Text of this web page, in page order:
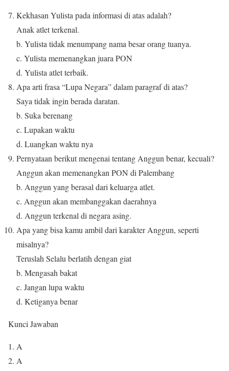
Kekhasan Yulista pada informasi di atas adalah?
Anak atlet terkenal.
b. Yulista tidak menumpang nama besar orang tuanya.
c. Yulista memenangkan juara PON
d. Yulista atlet terbaik.
Apa arti frasa “Lupa Negara” dalam paragraf di atas?
Saya tidak ingin berada daratan.
b. Suka berenang
c. Lupakan waktu
d. Luangkan waktu nya
Pernyataan berikut mengenai tentang Anggun benar, kecuali?
Anggun akan memenangkan PON di Palembang
b. Anggun yang berasal dari keluarga atlet.
c. Anggun akan membanggakan daerahnya
d. Anggun terkenal di negara asing.
Apa yang bisa kamu ambil dari karakter Anggun, seperti
misalnya?
Teruslah Selalu berlatih dengan giat
b. Mengasah bakat
c. Jangan lupa waktu
d. Ketiganya benar
Kunci Jawaban
A
A